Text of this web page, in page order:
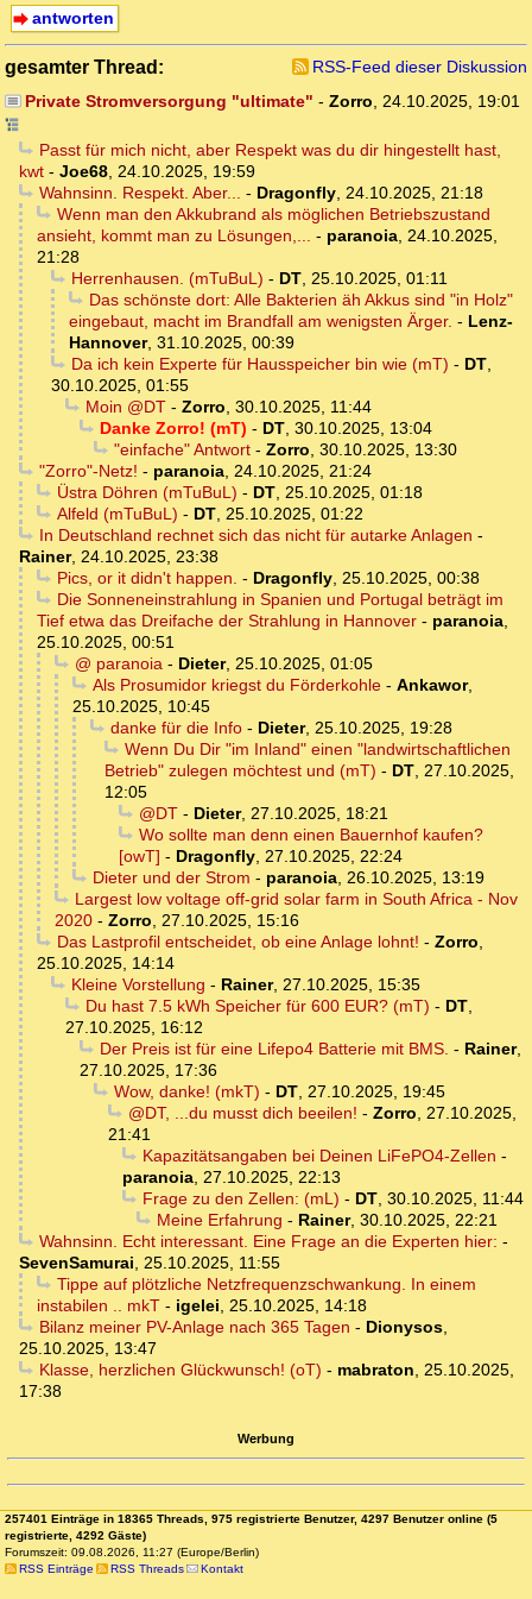
antworten
gesamter Thread:
RSS-Feed dieser Diskussion
Private Stromversorgung "ultimate" - Zorro, 24.10.2025, 19:01
Passt für mich nicht, aber Respekt was du dir hingestellt hast,
kwt - Joe68, 24.10.2025, 19:59
Wahnsinn. Respekt. Aber... - Dragonfly, 24.10.2025, 21:18
Wenn man den Akkubrand als möglichen Betriebszustand
ansieht, kommt man zu Lösungen,... - paranoia, 24.10.2025,
21:28
Herrenhausen. (mTuBuL) - DT, 25.10.2025, 01:11
Das schönste dort: Alle Bakterien äh Akkus sind "in Holz"
eingebaut, macht im Brandfall am wenigsten Ärger. - Lenz-
Hannover, 31.10.2025, 00:39
Da ich kein Experte für Hausspeicher bin wie (mT) - DT,
30.10.2025, 01:55
Moin @DT- Zorro, 30.10.2025, 11:44
Danke Zorro! (mT) - DT, 30.10.2025, 13:04
"einfache" Antwort- Zorro, 30.10.2025, 13:30
"Zorro"-Netz! - paranoia, 24.10.2025, 21:24
Üstra Döhren (mTuBuL) - DT, 25.10.2025, 01:18
Alfeld (mTuBuL) - DT, 25.10.2025, 01:22
In Deutschland rechnet sich das nicht für autarke Anlagen -
Rainer, 24.10.2025, 23:38
Pics, or it didn't happen. - Dragonfly, 25.10.2025, 00:38
Die Sonneneinstrahlung in Spanien und Portugal beträgt im
Tief etwa das Dreifache der Strahlung in Hannover - paranoia,
25.10.2025, 00:51
@ paranoia- Dieter, 25.10.2025, 01:05
Als Prosumidor kriegst du Förderkohle- Ankawor,
25.10.2025, 10:45
danke für die Info- Dieter, 25.10.2025, 19:28
Wenn Du Dir "im Inland" einen "landwirtschaftlichen
Betrieb" zulegen möchtest und (mT) - DT, 27.10.2025,
12:05
@DT- Dieter, 27.10.2025, 18:21
Wo sollte man denn einen Bauernhof kaufen?
[owT] - Dragonfly, 27.10.2025, 22:24
Dieter und der Strom - paranoia, 26.10.2025, 13:19
Largest low voltage off-grid solar farm in South Africa - Nov
2020 - Zorro, 27.10.2025, 15:16
Das Lastprofil entscheidet, ob eine Anlage lohnt! - Zorro,
25.10.2025, 14:14
Kleine Vorstellung - Rainer, 27.10.2025, 15:35
Du hast 7.5 kWh Speicher für 600 EUR? (mT) - DT,
27.10.2025, 16:12
Der Preis ist für eine Lifepo4 Batterie mit BMS. - Rainer,
27.10.2025, 17:36
Wow, danke! (mkT) - DT, 27.10.2025, 19:45
@DT, ...du musst dich beeilen! - Zorro, 27.10.2025,
21:41
Kapazitätsangaben bei Deinen LiFePO4-Zellen -
paranoia, 27.10.2025, 22:13
Frage zu den Zellen: (mL) - DT, 30.10.2025, 11:44
Meine Erfahrung - Rainer, 30.10.2025, 22:21
Wahnsinn. Echt interessant. Eine Frage an die Experten hier: -
SevenSamurai, 25.10.2025, 11:55
Tippe auf plötzliche Netzfrequenzschwankung. In einem
instabilen .. mkT - igelei, 25.10.2025, 14:18
Bilanz meiner PV-Anlage nach 365 Tagen - Dionysos,
25.10.2025, 13:47
Klasse, herzlichen Glückwunsch! (oT) - mabraton, 25.10.2025,
17:38
Werbung
257401 Einträge in 18365 Threads, 975 registrierte Benutzer, 4297 Benutzer online (5
registrierte, 4292 Gäste)
Forumszeit: 09.08.2026, 11:27 (Europe/Berlin)
RSS Einträge
RSS Threads Kontakt